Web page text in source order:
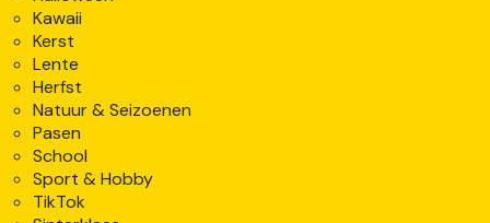
Kawaii
Kerst
Lente
Herfst
Natuur & Seizoenen
Pasen
School
Sport & Hobby
TikTok